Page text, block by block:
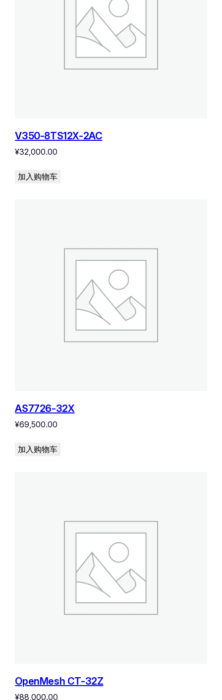
V350-8TS12X-2AC
¥32,000.00
加入购物车
AS7726-32X
¥69,500.00
加入购物车
OpenMesh CT-32Z
¥88,000.00